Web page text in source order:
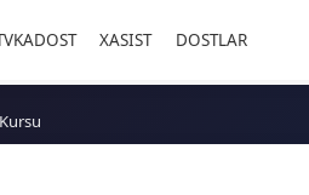
XASIST DOSTLAR